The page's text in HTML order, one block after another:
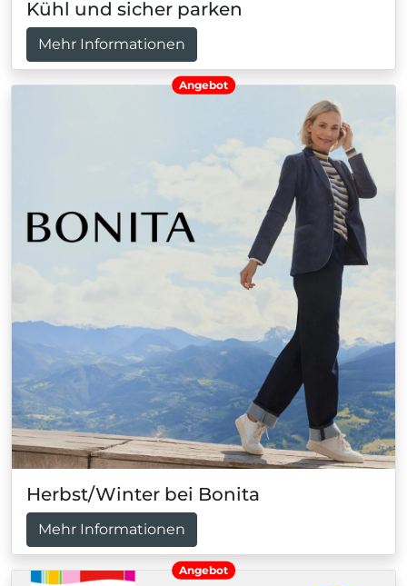
Kühl und sicher parken
Mehr Informationen
Angebot
Herbst/Winter bei Bonita
Mehr Informationen
Angebot